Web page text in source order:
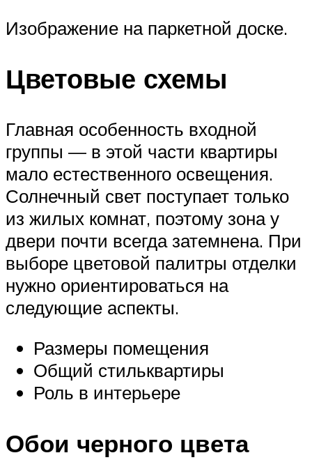
Изображение на паркетной доске.
Цветовые схемы
Главная особенность входной
группы — в этой части квартиры
мало естественного освещения.
Солнечный свет поступает только
из жилых комнат, поэтому зона у
двери почти всегда затемнена. При
выборе цветовой палитры отделки
нужно ориентироваться на
следующие аспекты.
Размеры помещения
Общий стильквартиры
Роль в интерьере
Обои черного цвета